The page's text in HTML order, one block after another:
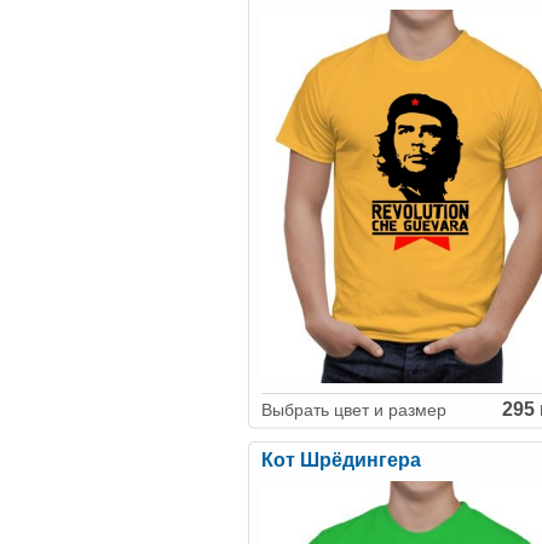
Выбрать цвет и размер 295
Кот Шрёдингера